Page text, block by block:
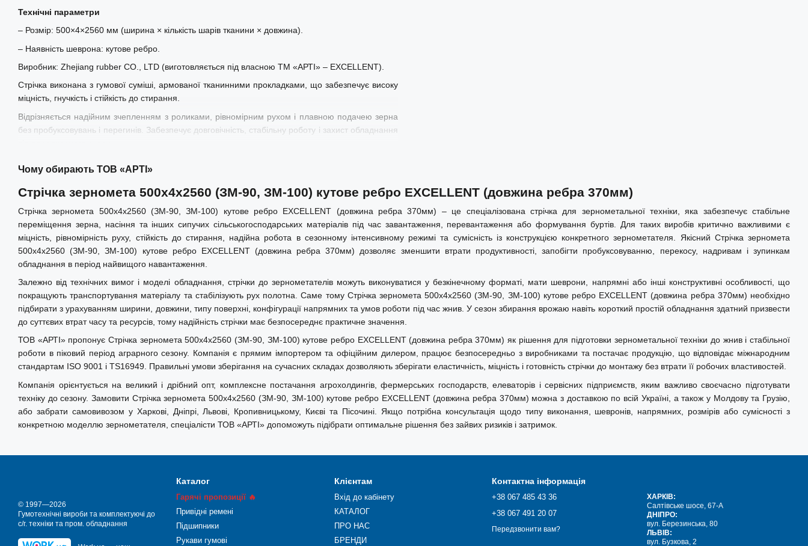
Технічні параметри
– Розмір: 500×4×2560 мм (ширина × кількість шарів тканини × довжина).
– Наявність шеврона: кутове ребро.
Виробник: Zhejiang rubber CO., LTD (виготовляється під власною ТМ «АРТІ» – EXCELLENT).
Стрічка виконана з гумової суміші, армованої тканинними прокладками, що забезпечує високу
міцність, гнучкість і стійкість до стирання.
Відрізняється надійним зчепленням з роликами, рівномірним рухом і плавною подачею зерна
без пробуксовувань і перегинів. Забезпечує довговічність, стабільну роботу і захист обладнання
Чому обирають ТОВ «АРТІ»
Стрічка зерномета 500х4х2560 (ЗМ-90, ЗМ-100) кутове ребро EXCELLENT (довжина ребра 370мм)
Стрічка зерномета 500х4х2560 (ЗМ-90, ЗМ-100) кутове ребро EXCELLENT (довжина ребра 370мм) – це спеціалізована стрічка для зернометальної техніки, яка забезпечує стабільне
переміщення зерна, насіння та інших сипучих сільськогосподарських матеріалів під час завантаження, перевантаження або формування буртів. Для таких виробів критично важливими є
міцність, рівномірність руху, стійкість до стирання, надійна робота в сезонному інтенсивному режимі та сумісність із конструкцією конкретного зернометателя. Якісний Стрічка зерномета
500х4х2560 (ЗМ-90, ЗМ-100) кутове ребро EXCELLENT (довжина ребра 370мм) дозволяє зменшити втрати продуктивності, запобігти пробуксовуванню, перекосу, надривам і зупинкам
обладнання в період найвищого навантаження.
Залежно від технічних вимог і моделі обладнання, стрічки до зернометателів можуть виконуватися у безкінечному форматі, мати шеврони, напрямні або інші конструктивні особливості, що
покращують транспортування матеріалу та стабілізують рух полотна. Саме тому Стрічка зерномета 500х4х2560 (ЗМ-90, ЗМ-100) кутове ребро EXCELLENT (довжина ребра 370мм) необхідно
підбирати з урахуванням ширини, довжини, типу поверхні, конфігурації напрямних та умов роботи під час жнив. У сезон збирання врожаю навіть короткий простій обладнання здатний призвести
до суттєвих втрат часу та ресурсів, тому надійність стрічки має безпосереднє практичне значення.
ТОВ «АРТІ» пропонує Стрічка зерномета 500х4х2560 (ЗМ-90, ЗМ-100) кутове ребро EXCELLENT (довжина ребра 370мм) як рішення для підготовки зернометальної техніки до жнив і стабільної
роботи в піковий період аграрного сезону. Компанія є прямим імпортером та офіційним дилером, працює безпосередньо з виробниками та постачає продукцію, що відповідає міжнародним
стандартам ISO 9001 і TS16949. Правильні умови зберігання на сучасних складах дозволяють зберігати еластичність, міцність і готовність стрічки до монтажу без втрати її робочих властивостей.
Компанія орієнтується на великий і дрібний опт, комплексне постачання агрохолдингів, фермерських господарств, елеваторів і сервісних підприємств, яким важливо своєчасно підготувати
техніку до сезону. Замовити Стрічка зерномета 500х4х2560 (ЗМ-90, ЗМ-100) кутове ребро EXCELLENT (довжина ребра 370мм) можна з доставкою по всій Україні, а також у Молдову та Грузію,
або забрати самовивозом у Харкові, Дніпрі, Львові, Кропивницькому, Києві та Пісочині. Якщо потрібна консультація щодо типу виконання, шевронів, напрямних, розмірів або сумісності з
конкретною моделлю зернометателя, спеціалісти ТОВ «АРТІ» допоможуть підібрати оптимальне рішення без зайвих ризиків і затримок.
© 1997—2026
Гумотехнічні вироби та комплектуючі до
с/г. техніки та пром. обладнання
Каталог
Гарячі пропозиції 🔥
Привідні ремені
Підшипники
Рукави гумові
Клієнтам
Вхід до кабінету
КАТАЛОГ
ПРО НАС
БРЕНДИ
Контактна інформація
+38 067 485 43 36
+38 067 491 20 07
Передзвонити вам?
ХАРКІВ:
Салтівське шосе, 67-А
ДНІПРО:
вул. Березинська, 80
ЛЬВІВ:
вул. Бузкова, 2